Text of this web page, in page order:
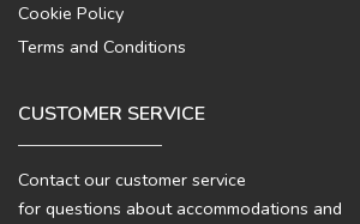
Cookie Policy
Terms and Conditions
CUSTOMER SERVICE
Contact our customer service
for questions about accommodations and